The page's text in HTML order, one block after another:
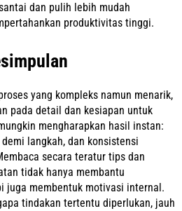
dan pulih lebih mudah
produktivitas tinggi.
yang kompleks namun menarik,
pada detail dan kesiapan untuk
mengharapkan hasil instan:
langkah, dan konsistensi
secara teratur tips dan
tidak hanya membantu
juga membentuk motivasi internal.
tindakan tertentu diperlukan, jauh